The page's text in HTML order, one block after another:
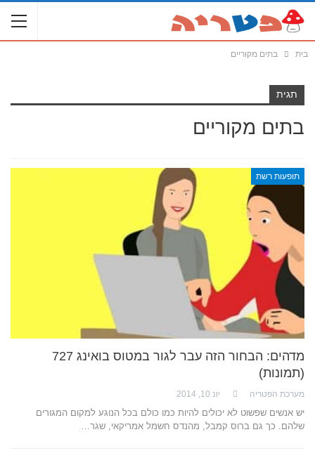
בית בתים מקוריים
תגית
בתים מקוריים
תופעות רשת
מדהים: הבחור הזה עבר לגור במטוס בואינג 727
(תמונות)
מערכת הפטריה יונ 10, 2014
יש אנשים שפשוט לא יכולים להיות כמו כולם בכל הנוגע למקום המגורים
שלהם. כך גם ברוס קמבל, מהנדס חשמל אמריקאי, שגר…